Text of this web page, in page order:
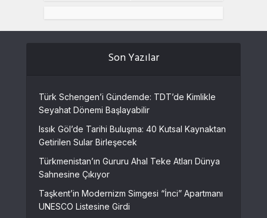
Son Yazılar
Türk Schengen’i Gündemde: TDT’de Kimlikle
Seyahat Dönemi Başlayabilir
Issık Göl’de Tarihi Buluşma: 40 Kutsal Kaynaktan
Getirilen Sular Birleşecek
Türkmenistan’ın Gururu Ahal Teke Atları Dünya
Sahnesine Çıkıyor
Taşkent’in Modernizm Simgesi “İnci” Apartmanı
UNESCO Listesine Girdi